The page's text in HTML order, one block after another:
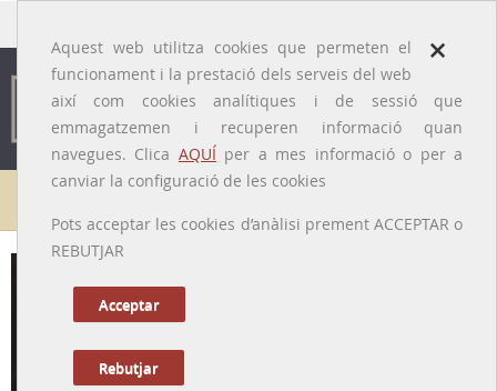
×
Aquest web utilitza cookies que permeten el
funcionament i la prestació dels serveis del web
així com cookies analítiques i de sessió que
emmagatzemen i recuperen informació quan
navegues. Clica AQUÍper a mes informació o per a
canviar la configuració de les cookies
Pots acceptar les cookies d’anàlisi prement ACCEPTAR o
REBUTJAR
Acceptar
Rebutjar
Galeria de metges